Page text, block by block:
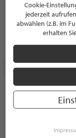
Cookie-
jederzeit
abwählen (z.B. im
erhalten